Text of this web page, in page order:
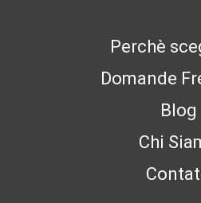
Perchè
Domande
Blog
Chi